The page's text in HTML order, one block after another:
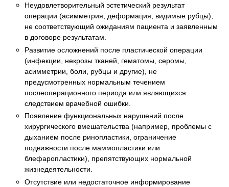
Неудовлетворительный эстетический результат
операции (асимметрия, деформация, видимые рубцы),
не соответствующий ожиданиям пациента и заявленным
в договоре результатам.
Развитие осложнений после пластической операции
(инфекции, некрозы тканей, гематомы, серомы,
асимметрии, боли, рубцы и другие), не
предусмотренных нормальным течением
послеоперационного периода или являющихся
следствием врачебной ошибки.
Появление функциональных нарушений после
хирургического вмешательства (например, проблемы с
дыханием после ринопластики, ограничение
подвижности после маммопластики или
блефаропластики), препятствующих нормальной
жизнедеятельности.
Отсутствие или недостаточное информирование